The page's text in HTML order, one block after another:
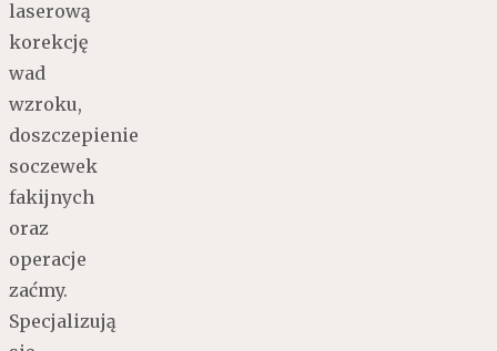
laserową
korekcję
wad
wzroku,
doszczepienie
soczewek
fakijnych
oraz
operacje
zaćmy.
Specjalizują